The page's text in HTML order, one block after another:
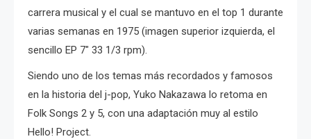
carrera musical y el cual se mantuvo en el top 1 durante
varias semanas en 1975 (imagen superior izquierda, el
sencillo EP 7″ 33 1/3 rpm).
Siendo uno de los temas más recordados y famosos
en la historia del j-pop, Yuko Nakazawa lo retoma en
Folk Songs 2 y 5, con una adaptación muy al estilo
Hello! Project.